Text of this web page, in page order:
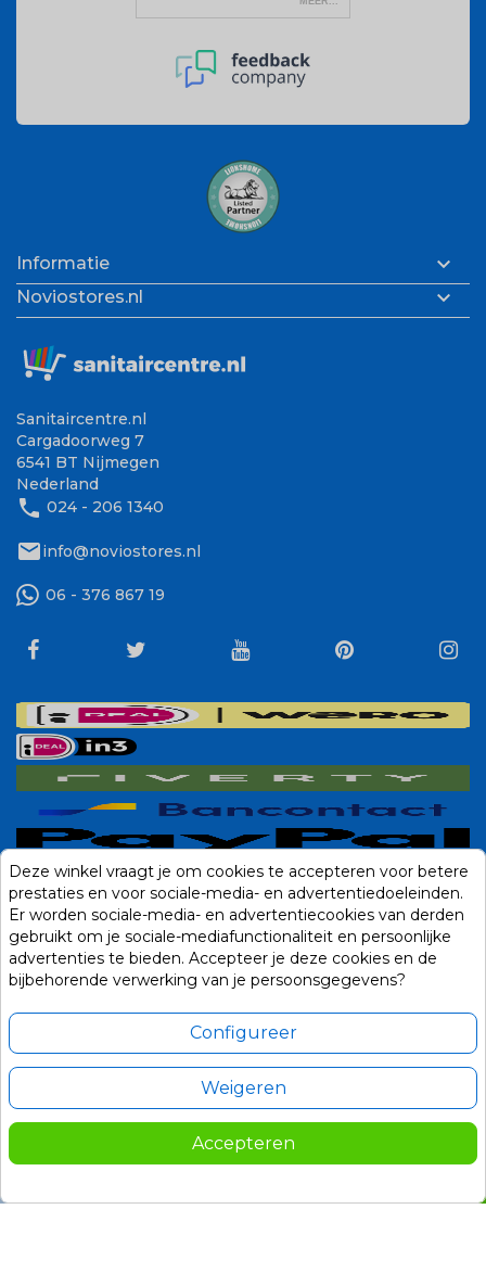
Informatie 
Noviostores.nl 
Sanitaircentre.nl
Cargadoorweg 7
6541 BT Nijmegen
Nederland
phone 024 - 206 1340
mailinfo@noviostores.nl
06 - 376 867 19
Deze winkel vraagt je om cookies te accepteren voor betere
prestaties en voor sociale-media- en advertentiedoeleinden.
Er worden sociale-media- en advertentiecookies van derden
gebruikt om je sociale-mediafunctionaliteit en persoonlijke
advertenties te bieden. Accepteer je deze cookies en de
bijbehorende verwerking van je persoonsgegevens?
Configureer
Weigeren
Accepteren